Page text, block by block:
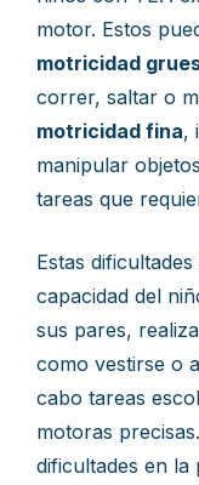
motor. Estos
motricidad
correr, saltar o
motricidad fina,
manipular
tareas que
Estas
capacidad del
sus pares,
como vestirse o
cabo tareas
motoras
dificultades en